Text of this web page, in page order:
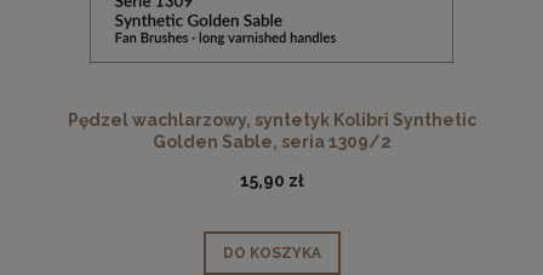
Pędzel wachlarzowy, syntetyk Kolibri Synthetic
Golden Sable, seria 1309/2
15,90 zł
DO KOSZYKA